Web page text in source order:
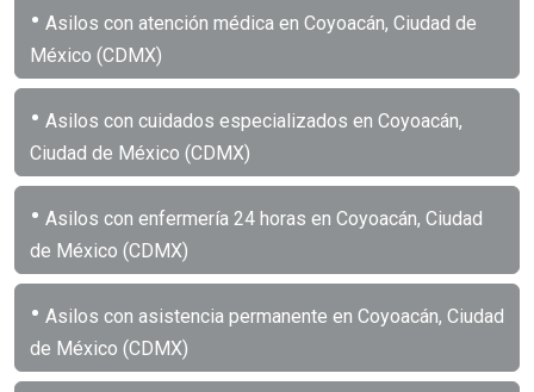
• Asilos con atención médica en Coyoacán, Ciudad de
México (CDMX)
• Asilos con cuidados especializados en Coyoacán,
Ciudad de México (CDMX)
• Asilos con enfermería 24 horas en Coyoacán, Ciudad
de México (CDMX)
• Asilos con asistencia permanente en Coyoacán, Ciudad
de México (CDMX)